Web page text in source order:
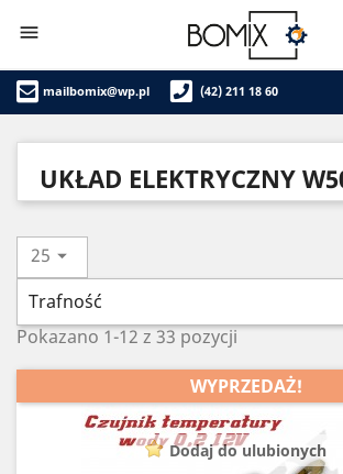

mailbomix@wp.pl (42) 211 18 60
UKŁAD ELEKTRYCZNY
25 
Trafność
Pokazano 1-12 z 33 pozycji
WYPRZEDAŻ!
Dodaj do ulubionych